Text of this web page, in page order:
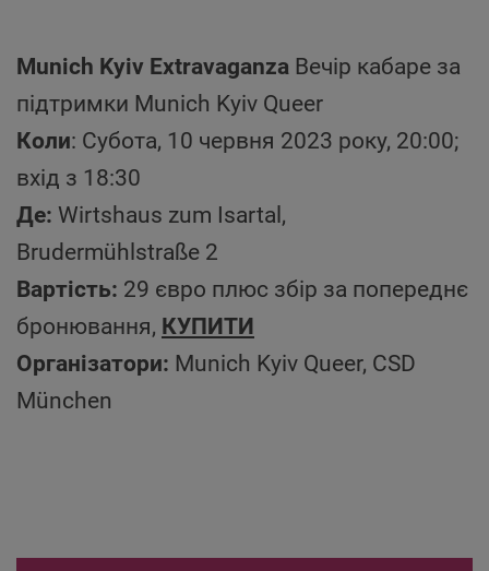
Munich Kyiv Extravaganza Вечір кабаре за
підтримки Munich Kyiv Queer
Коли: Субота, 10 червня 2023 року, 20:00;
вхід з 18:30
Де: Wirtshaus zum Isartal,
Brudermühlstraße 2
Вартість: 29 євро плюс збір за попереднє
бронювання, КУПИТИ
Організатори: Munich Kyiv Queer, CSD
München